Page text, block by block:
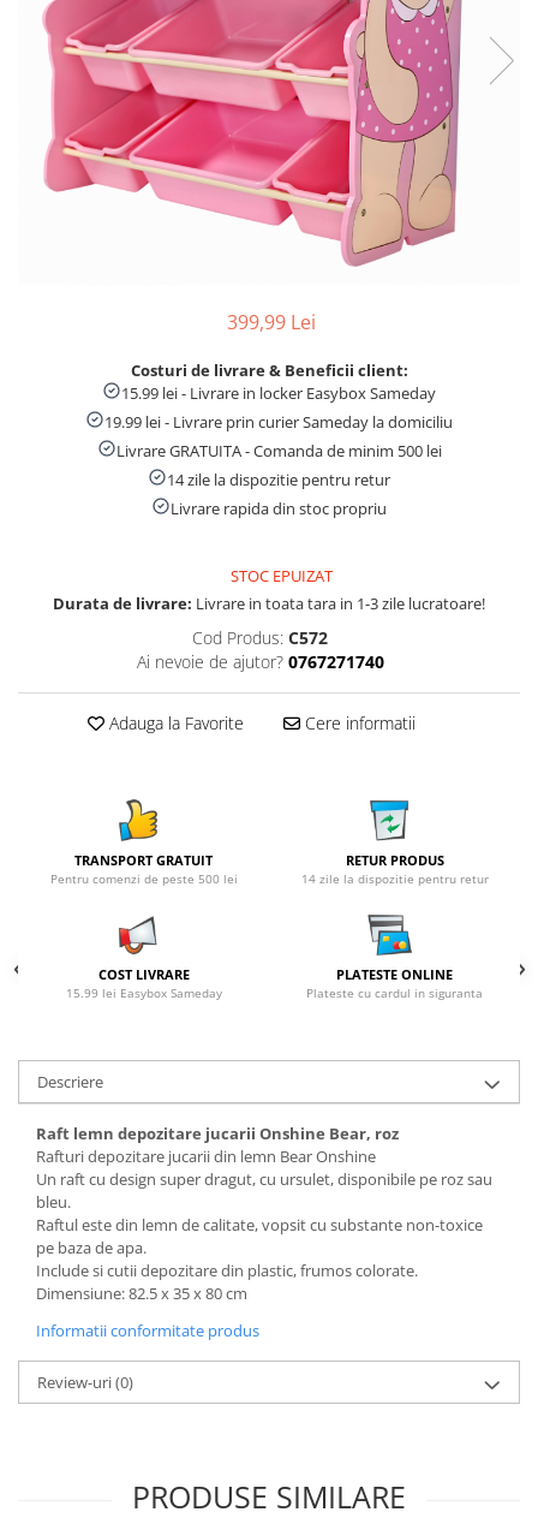
Tablite educative
399,99 Lei
Costuri de livrare & Beneficii client:
15.99 lei - Livrare in locker Easybox Sameday
19.99 lei - Livrare prin curier Sameday la domiciliu
Livrare GRATUITA - Comanda de minim 500 lei
14 zile la dispozitie pentru retur
Livrare rapida din stoc propriu
STOC EPUIZAT
Durata de livrare: Livrare in toata tara in 1-3 zile lucratoare!
Cod Produs: C572
Ai nevoie de ajutor? 0767271740
Adauga la Favorite Cere informatii
TRANSPORT GRATUIT
Pentru comenzi de peste 500 lei
RETUR PRODUS
14 zile la dispozitie pentru retur
COST LIVRARE
15.99 lei Easybox Sameday
PLATESTE ONLINE
Plateste cu cardul in siguranta
Descriere
Raft lemn depozitare jucarii Onshine Bear, roz
Rafturi depozitare jucarii din lemn Bear Onshine
Un raft cu design super dragut, cu ursulet, disponibile pe roz sau
bleu.
Raftul este din lemn de calitate, vopsit cu substante non-toxice
pe baza de apa.
Include si cutii depozitare din plastic, frumos colorate.
Dimensiune: 82.5 x 35 x 80 cm
Informatii conformitate produs
Review-uri(0)
PRODUSE SIMILARE